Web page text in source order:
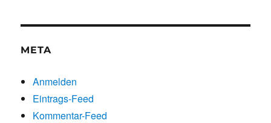
META
Anmelden
Eintrags-Feed
Kommentar-Feed